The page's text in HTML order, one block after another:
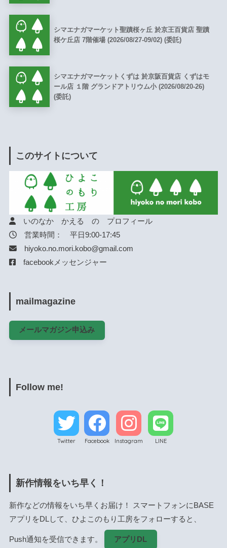
シマエナガマーケット聖蹟桜ヶ丘 於京王百貨店 聖蹟
桜ケ丘店 7階催場 (2026/08/27-09/02) (委託)
シマエナガマーケットくずは 於京阪百貨店 くずはモ
ール店 １階 グランドアトリウム小 (2026/08/20-26)
(委託)
このサイトについて
いのなか かえる の プロフィール
営業時間： 平日9:00-17:45
hiyoko.no.mori.kobo@gmail.com
facebookメッセンジャー
mailmagazine
メールマガジン申込み
Follow me!
Twitter Facebook Instagram LINE
新作情報をいち早く！
新作などの情報をいち早くお届け！ スマートフォンにBASE
アプリをDLして、ひよこのもり工房をフォローすると、
Push通知を受信できます。 アプリDL